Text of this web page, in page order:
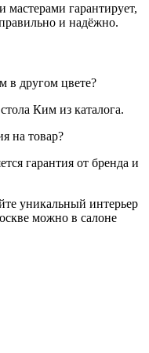
гарантирует,
и надёжно.
в другом цвете?
Ким из каталога.
на товар?
гарантия от бренда и
уникальный интерьер
можно в салоне